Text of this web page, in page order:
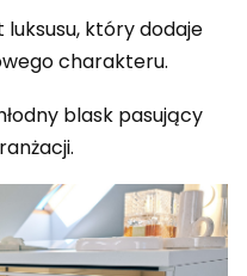
który dodaje
charakteru.
blask pasujący